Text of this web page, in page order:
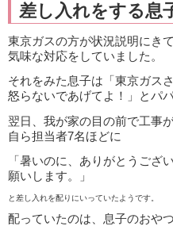
差し入れをする息
東京ガスの方が状況説明にき
気味な対応をしていました。
それをみた息子は「東京ガス
怒らないであげてよ！」とパ
翌日、我が家の目の前で工事
自ら担当者7名ほどに
「暑いのに、ありがとうござ
願いします。」
と差し入れを配りにいっていたようです。
配っていたのは、息子のおや